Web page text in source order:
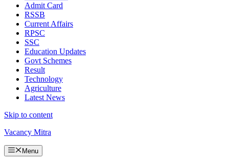
Admit Card
RSSB
Current Affairs
RPSC
SSC
Education Updates
Govt Schemes
Result
Technology
Agriculture
Latest News
Skip to content
Vacancy Mitra
Menu